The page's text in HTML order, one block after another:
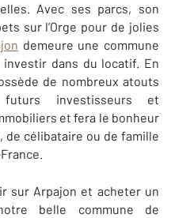
Avec ses parcs, son
sur l’Orge pour de jolies
demeure une commune
dans du locatif. En
de nombreux atouts
investisseurs et
et fera le bonheur
de célibataire ou de famille
sur Arpajon et acheter un
belle commune de